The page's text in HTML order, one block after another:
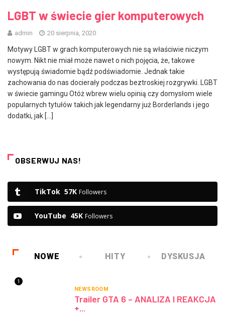
LGBT w świecie gier komputerowych
admin 20 sierpnia, 2020
Motywy LGBT w grach komputerowych nie są właściwie niczym
nowym. Nikt nie miał może nawet o nich pojęcia, że, takowe
występują świadomie bądź podświadomie. Jednak takie
zachowania do nas docierały podczas beztroskiej rozgrywki. LGBT
w świecie gamingu Otóż wbrew wielu opinią czy domysłom wiele
popularnych tytułów takich jak legendarny już Borderlands i jego
dodatki, jak […]
OBSERWUJ NAS!
TikTok 57K Followers
YouTube 45K Followers
NOWE HITY DYSKUSJA
1
NEWSROOM
Trailer GTA 6 – ANALIZA I REAKCJA
+...